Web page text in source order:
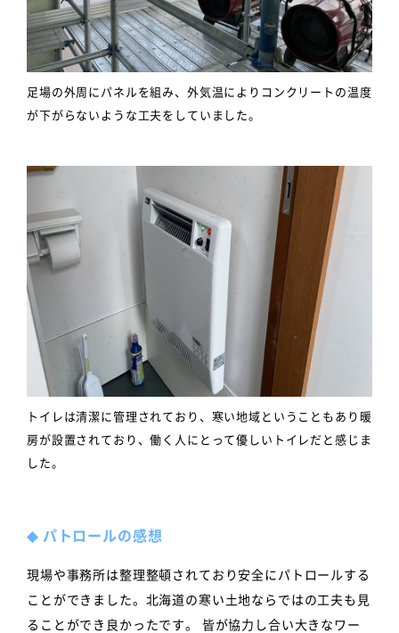
足場の外周にパネルを組み、外気温によりコンクリートの温度
が下がらないような工夫をしていました。
トイレは清潔に管理されており、寒い地域ということもあり暖
房が設置されており、働く人にとって優しいトイレだと感じま
した。
◆パトロールの感想
現場や事務所は整理整頓されており安全にパトロールする
ことができました。北海道の寒い土地ならではの工夫も見
ることができ良かったです。 皆が協力し合い大きなワー